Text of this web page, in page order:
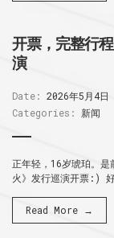
开票，完整行
演
Date: 2026年5月4日
Categories:
新闻
正年轻，16岁琥珀。是
火》发行巡演开票:)
Read More →